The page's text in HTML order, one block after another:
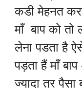
कडी मेहनत
माँ बाप को
लेना पडता है
पड़ता हैं माँ
ज्यादा तर